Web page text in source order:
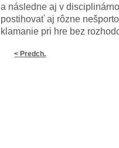
a následne aj v
postihovať aj rôzne
klamanie pri hre bez
< Predch.